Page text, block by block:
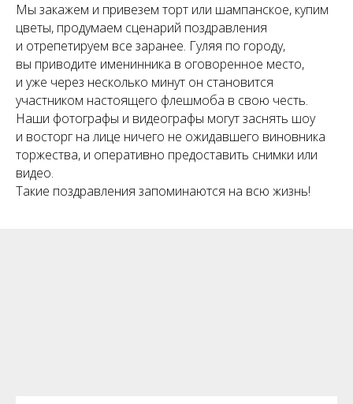
Мы закажем и привезем торт или шампанское, купим
цветы, продумаем сценарий поздравления
и отрепетируем все заранее. Гуляя по городу,
вы приводите именинника в оговоренное место,
и уже через несколько минут он становится
участником настоящего флешмоба в свою честь.
Наши фотографы и видеографы могут заснять шоу
и восторг на лице ничего не ожидавшего виновника
торжества, и оперативно предоставить снимки или
видео.
Такие поздравления запоминаются на всю жизнь!